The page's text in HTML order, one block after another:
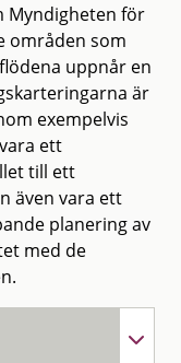
Myndigheten för
områden som
uppnår en
är
exempelvis
ett
till ett
även vara ett
planering av
med de